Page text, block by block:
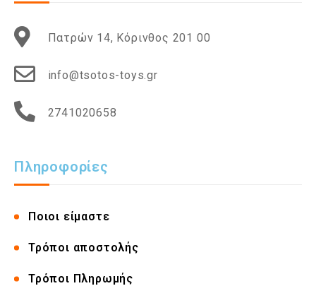
Πατρών 14, Κόρινθος 201 00
info@tsotos-toys.gr
2741020658
Πληροφορίες
Ποιοι είμαστε
Τρόποι αποστολής
Τρόποι Πληρωμής